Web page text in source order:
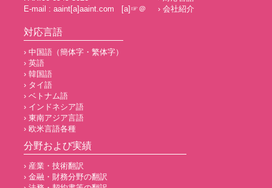
E-mail : aaint[a]aaint.com [a]☞＠
› 会社紹介
対応言語
› 中国語（簡体字・繁体字）
› 英語
› 韓国語
› タイ語
› ベトナム語
› インドネシア語
› 東南アジア言語
› 欧米言語各種
分野および実績
› 産業・技術翻訳
› 金融・財務分野の翻訳